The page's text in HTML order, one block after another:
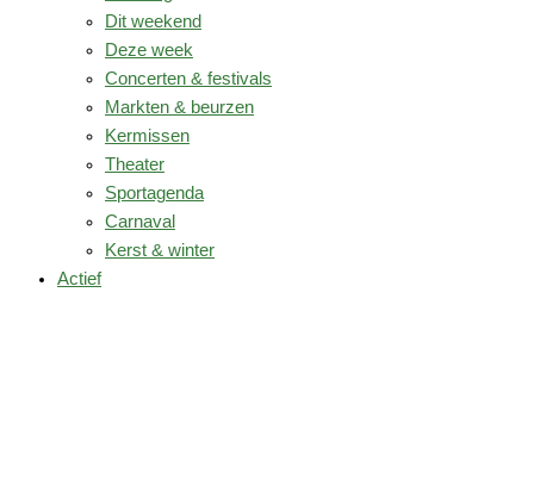
Dit weekend
Deze week
Concerten & festivals
Markten & beurzen
Kermissen
Theater
Sportagenda
Carnaval
Kerst & winter
Actief